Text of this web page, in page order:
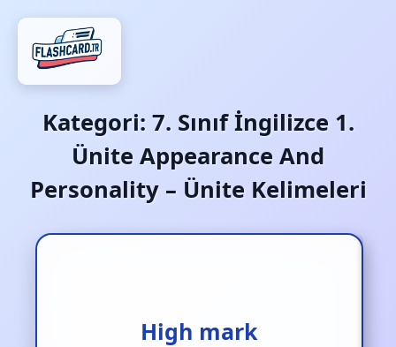
Kategori: 7. Sınıf İngilizce 1.
Ünite Appearance And
Personality – Ünite Kelimeleri
High mark
Yüksek not